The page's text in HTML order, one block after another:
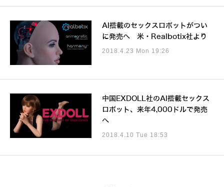
AI搭載のセックスロボットがつい
に発売へ 米・Realbotix社より
2018.4.23 Mon 19:26
中国EXDOLL社のAI搭載セックス
ロボット、来年4,000ドルで発売
へ
2018.4.10 Tue 18:53